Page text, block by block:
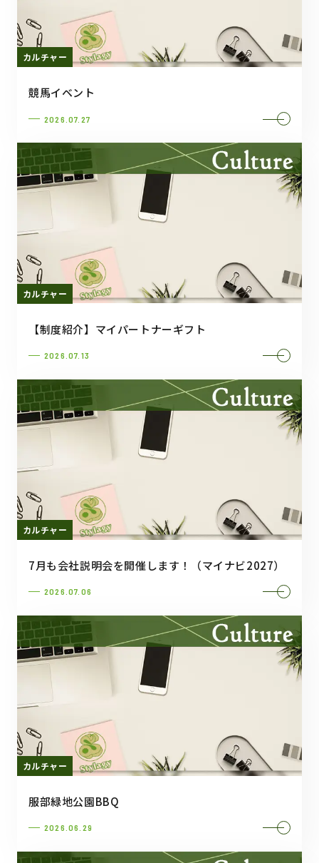
カルチャー
競馬イベント
2026.07.27
カルチャー
【制度紹介】マイパートナーギフト
2026.07.13
カルチャー
7月も会社説明会を開催します！（マイナビ2027）
2026.07.06
カルチャー
服部緑地公園BBQ
2026.06.29